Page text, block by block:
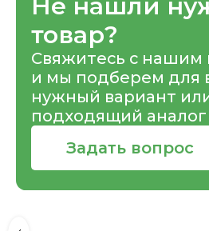
товар?
Свяжитесь с
и мы подберем для
нужный вариант
подходящий аналог
Задать вопрос